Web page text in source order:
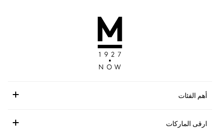
أهم الفئات
ارقى الماركات